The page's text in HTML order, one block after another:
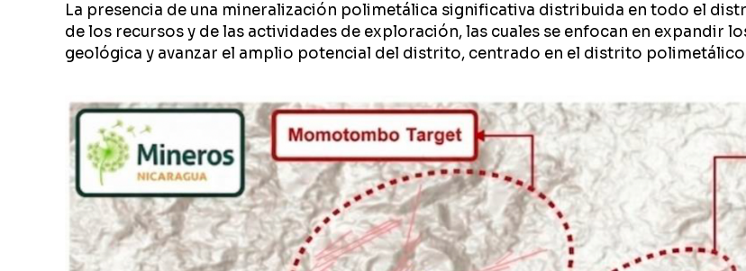
La presencia de una mineralización polimetálica significativa distribuida en todo el
de los recursos y de las actividades de exploración, las cuales se enfocan en expandir
geológica y avanzar el amplio potencial del distrito, centrado en el distrito polimetálico